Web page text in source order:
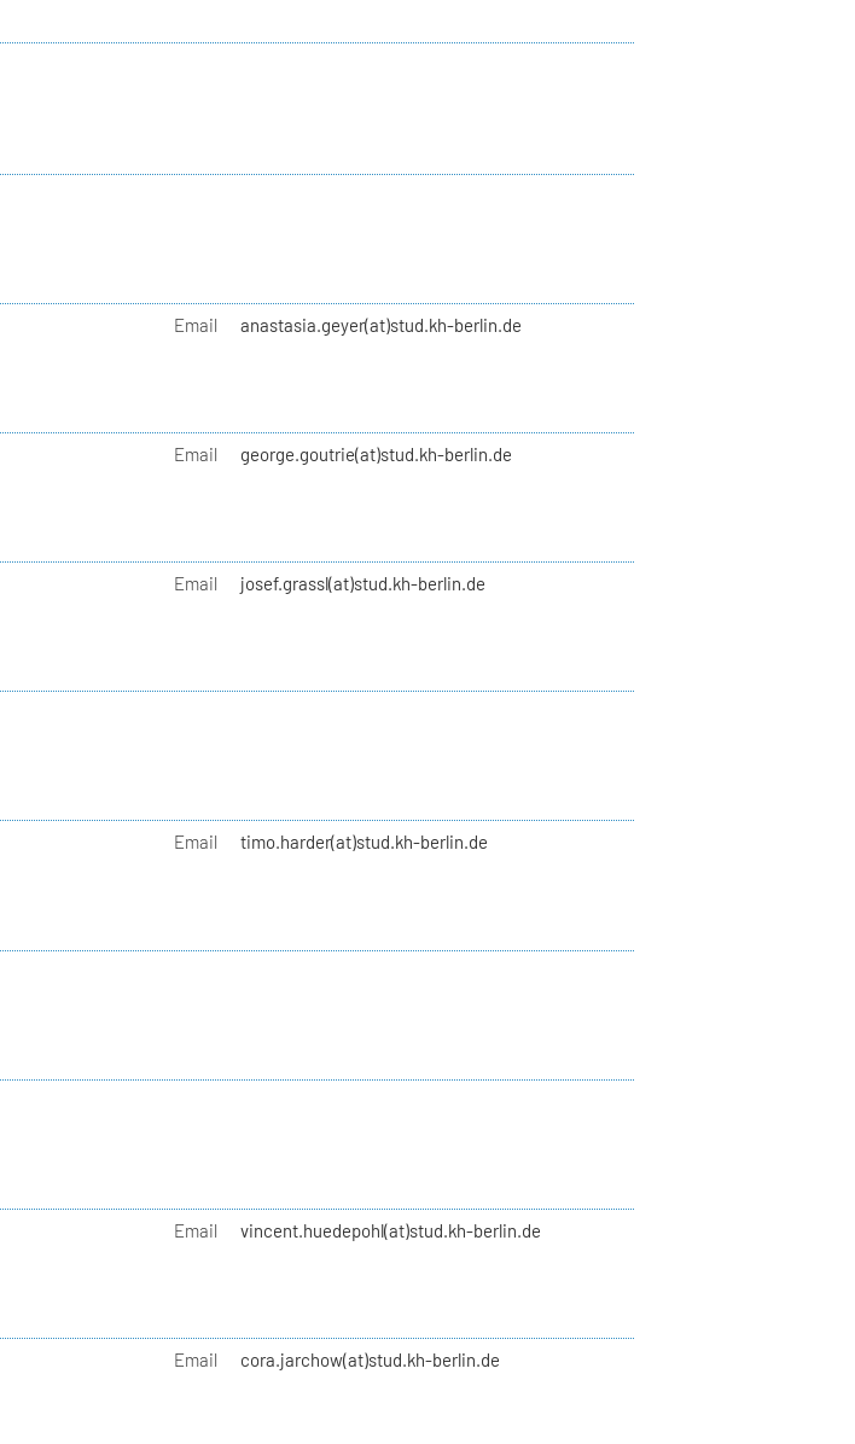
Email anastasia.geyer(at)stud.kh-berlin.de
Email george.goutrie(at)stud.kh-berlin.de
Email josef.grassl(at)stud.kh-berlin.de
Email timo.harder(at)stud.kh-berlin.de
Email vincent.huedepohl(at)stud.kh-berlin.de
Email cora.jarchow(at)stud.kh-berlin.de